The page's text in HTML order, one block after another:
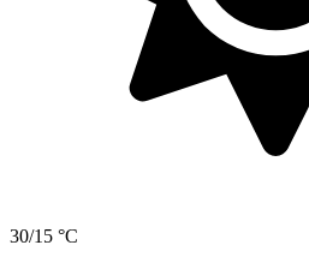
30/15 °C